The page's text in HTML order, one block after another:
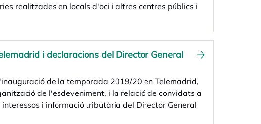
realitzades en locals d'oci i altres centres públics i
i declaracions del Director General
de la temporada 2019/20 en Telemadrid,
de l'esdeveniment, i la relació de convidats a
i informació tributària del Director General